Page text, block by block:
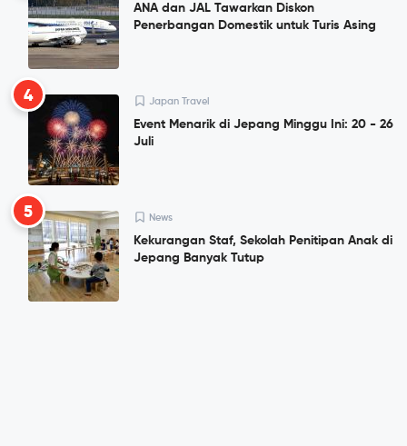
ANA dan JAL Tawarkan Diskon
Penerbangan Domestik untuk Turis Asing
4 Japan Travel
Event Menarik di Jepang Minggu Ini: 20 - 26
Juli
5 News
Kekurangan Staf, Sekolah Penitipan Anak di
Jepang Banyak Tutup